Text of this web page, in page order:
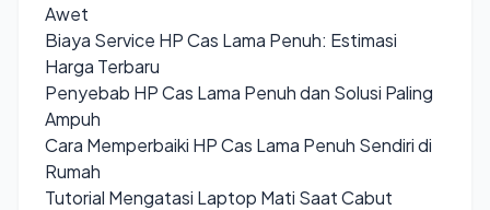
Awet
Biaya Service HP Cas Lama Penuh: Estimasi
Harga Terbaru
Penyebab HP Cas Lama Penuh dan Solusi Paling
Ampuh
Cara Memperbaiki HP Cas Lama Penuh Sendiri di
Rumah
Tutorial Mengatasi Laptop Mati Saat Cabut